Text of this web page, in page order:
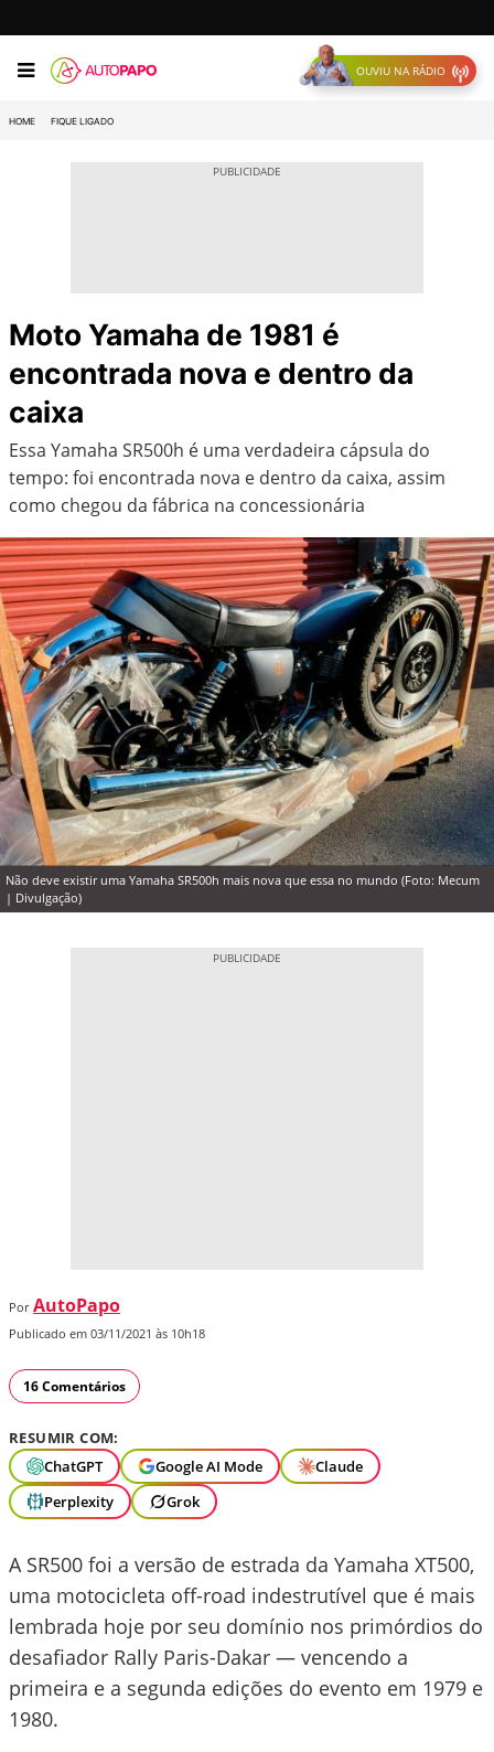
OUVIU NA RÁDIO
HOME FIQUE LIGADO
Moto Yamaha de 1981 é
encontrada nova e dentro da
caixa
Essa Yamaha SR500h é uma verdadeira cápsula do
tempo: foi encontrada nova e dentro da caixa, assim
como chegou da fábrica na concessionária
Não deve existir uma Yamaha SR500h mais nova que essa no mundo (Foto: Mecum
| Divulgação)
Por AutoPapo
Publicado em 03/11/2021 às 10h18
16 Comentários
RESUMIR COM:
ChatGPT
Google AI Mode
Claude
Perplexity
Grok
A SR500 foi a versão de estrada da Yamaha XT500,
uma motocicleta off-road indestrutível que é mais
lembrada hoje por seu domínio nos primórdios do
desafiador Rally Paris-Dakar — vencendo a
primeira e a segunda edições do evento em 1979 e
1980.